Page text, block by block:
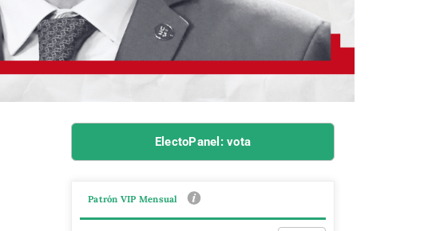
ElectoPanel: vota
Patrón VIP Mensual